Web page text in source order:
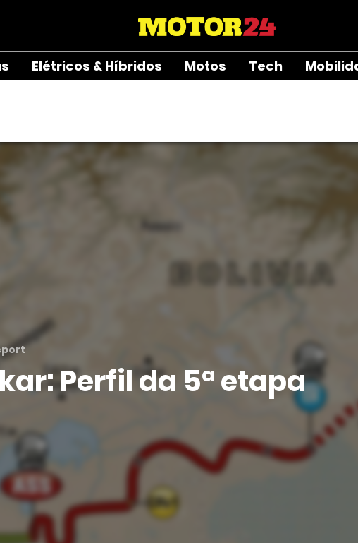
Elétricos & Híbridos Motos Tech
Perfil da 5ª etapa